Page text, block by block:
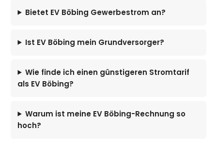
Bietet EV Böbing Gewerbestrom an?
Ist EV Böbing mein Grundversorger?
Wie finde ich einen günstigeren Stromtarif
als EV Böbing?
Warum ist meine EV Böbing-Rechnung so
hoch?